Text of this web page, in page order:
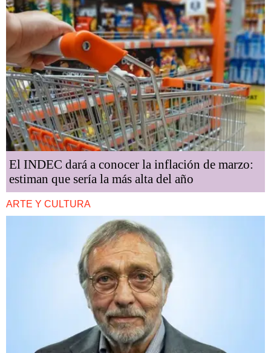
El INDEC dará a conocer la inflación de marzo:
estiman que sería la más alta del año
ARTE Y CULTURA